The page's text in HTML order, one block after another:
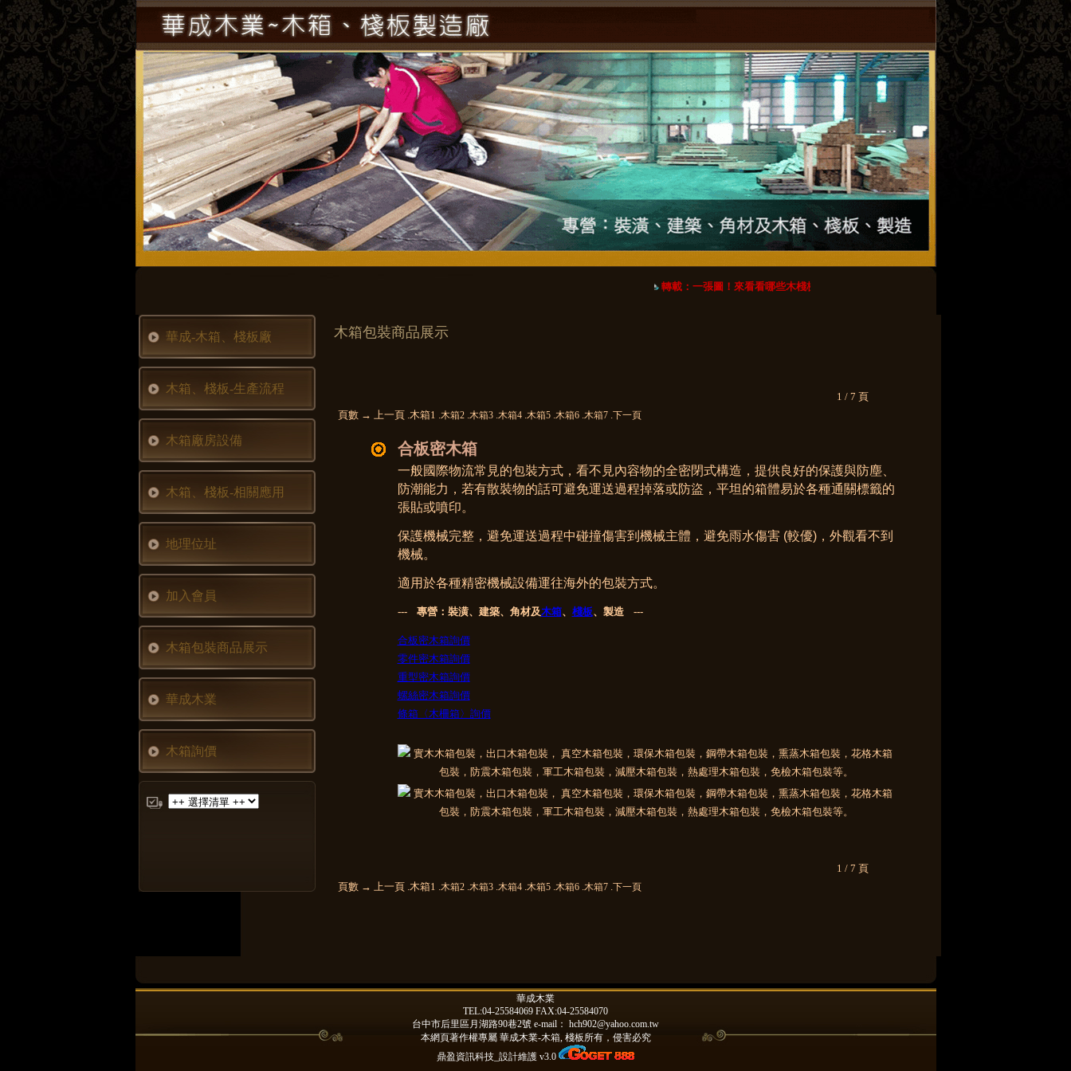
轉載：一張圖！來看看哪些木棧板最好不要用？
華成-木箱、棧板廠
木箱、棧板-生產流程
木箱廠房設備
木箱、棧板-相關應用
地理位址
加入會員
木箱包裝商品展示
華成木業
木箱詢價
木箱包裝商品展示
1 / 7 頁
頁數 → 上一頁 .木箱1 .木箱2.木箱3.木箱4.木箱5.木箱6.木箱7.下一頁
合板密木箱
一般國際物流常見的包裝方式，看不見內容物的全密閉式構造，提供良好的保護與防塵、
防潮能力，若有散裝物的話可避免運送過程掉落或防盜，平坦的箱體易於各種通關標籤的
張貼或噴印。
保護機械完整， 避免運送過程中碰撞傷害到機械主體， 避免雨水傷害 (較優)， 外觀看不到
機械。
適用於各種精密機械設備運往海外的包裝方式。
--- 專營：裝潢、建築、角材及木箱、 棧板、製造 ---
合板密木箱詢價
零件密木箱詢價
重型密木箱詢價
螺絲密木箱詢價
條箱〈木柵箱〉詢價
1 / 7 頁
頁數 → 上一頁 .木箱1 .木箱2.木箱3.木箱4.木箱5.木箱6.木箱7.下一頁
華成木業
TEL:04-25584069 FAX:04-25584070
台中市后里區月湖路90巷2號 e-mail： hch902@yahoo.com.tw
本網頁著作權專屬華成木業-木箱, 棧板所有，侵害必究
鼎盈資訊科技_設計維護 v3.0